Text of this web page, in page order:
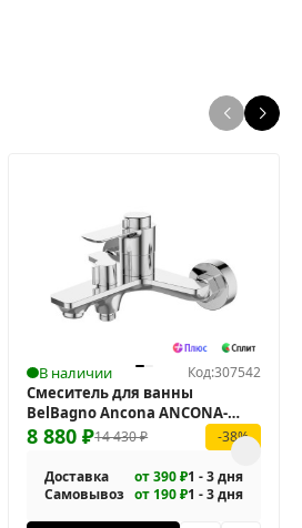
В наличии Код:307542
Смеситель для ванны
BelBagno Ancona ANCONA-
VASM-CRM с термостатом
14 430₽
8 880₽ -38%
Доставка от 390 ₽1 - 3 дня
Самовывоз от 190 ₽1 - 3 дня